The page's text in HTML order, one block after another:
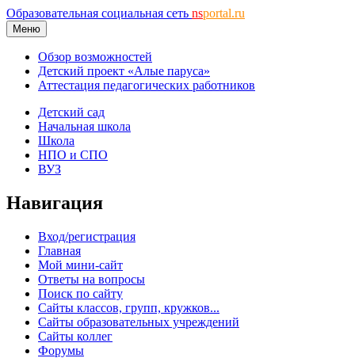
Образовательная социальная сеть nsportal.ru
Меню
Обзор возможностей
Детский проект «Алые паруса»
Аттестация педагогических работников
Детский сад
Начальная школа
Школа
НПО и СПО
ВУЗ
Навигация
Вход/регистрация
Главная
Мой мини-сайт
Ответы на вопросы
Поиск по сайту
Сайты классов, групп, кружков...
Сайты образовательных учреждений
Сайты коллег
Форумы